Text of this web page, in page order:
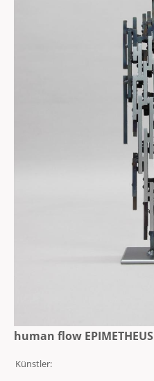
human flow EPIMETHEUS
Künstler: